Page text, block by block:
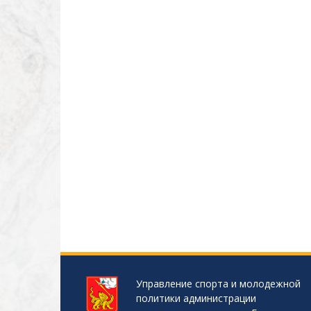
Управление спорта и молодежной
политики администрации